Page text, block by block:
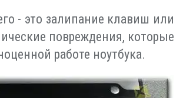
- это залипание клавиш или
повреждения, которые
работе ноутбука.